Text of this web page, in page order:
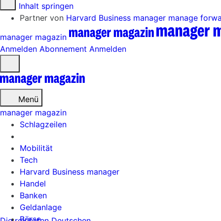
Zum Inhalt springen
Partner von Harvard Business manager manage
manager magazin
Anmelden Abonnement Anmelden
öffnen
Menü
Schlagzeilen
Mobilität
Tech
Harvard Business manager
Handel
Banken
Geldanlage
Börse
manager magazin